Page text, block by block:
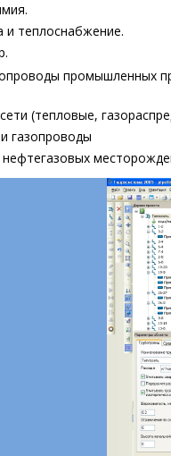
и теплоснабжение.
промышленных
(тепловые,
газопроводы